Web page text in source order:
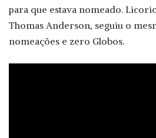
para que estava nomeado.
Thomas Anderson, seguiu o
nomeações e zero Globos.